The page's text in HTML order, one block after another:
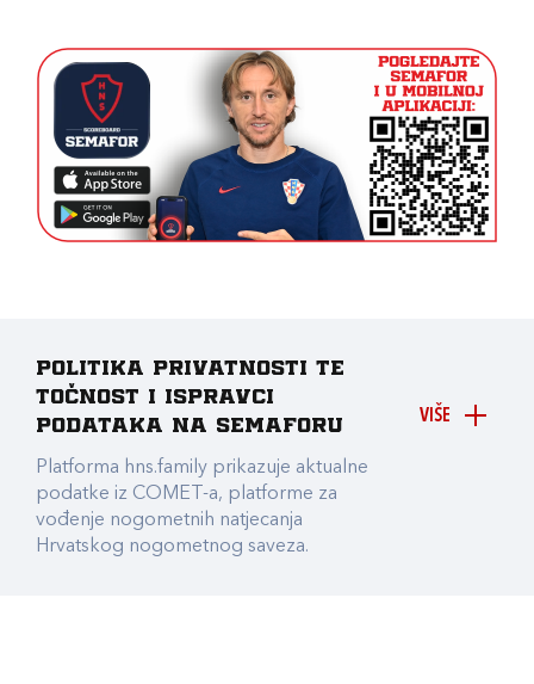
VIŠE
Politika privatnosti te
točnost i ispravci
podataka na Semaforu
Platforma hns.family prikazuje aktualne
podatke iz COMET-a, platforme za
vođenje nogometnih natjecanja
Hrvatskog nogometnog saveza.